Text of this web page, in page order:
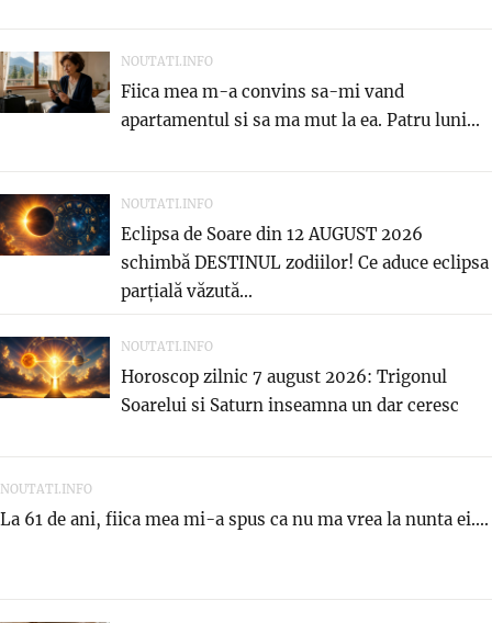
NOUTATI.INFO
Fiica mea m-a convins sa-mi vand
apartamentul si sa ma mut la ea. Patru luni...
NOUTATI.INFO
Eclipsa de Soare din 12 AUGUST 2026
schimbă DESTINUL zodiilor! Ce aduce eclipsa
parțială văzută...
NOUTATI.INFO
Horoscop zilnic 7 august 2026: Trigonul
Soarelui si Saturn inseamna un dar ceresc
NOUTATI.INFO
La 61 de ani, fiica mea mi-a spus ca nu ma vrea la nunta ei....